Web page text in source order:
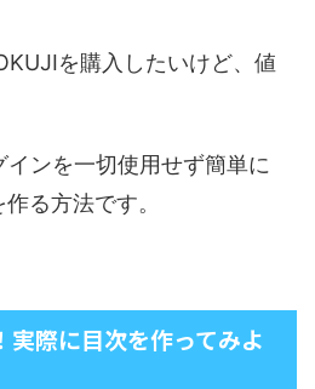
を購入したいけど、値
インを一切使用せず簡単に
る方法です。
実際に目次を作ってみよ